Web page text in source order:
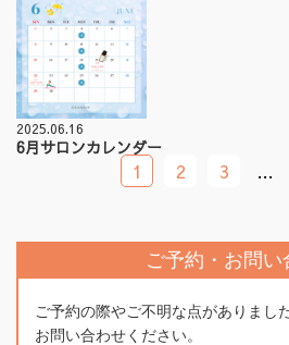
2025.06.16
6月サロンカレンダー
1 2 3 …
ご予約・お問い
ご予約の際やご不明な点がありまし
お問い合わせください。